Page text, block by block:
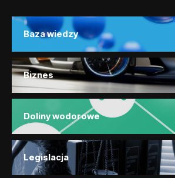
Baza wiedzy
Biznes
Doliny wodorowe
Legislacja